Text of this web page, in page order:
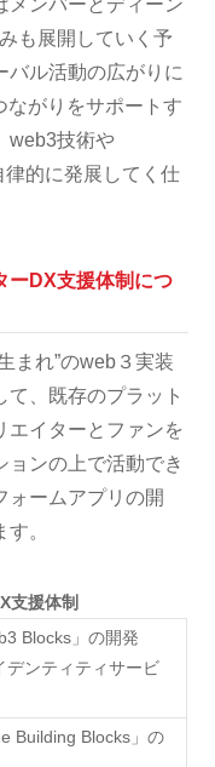
メンバーとディーン
も展開していく予
バル活動の広がりに
ながりをサポートす
web3技術や
的に発展してく仕
ーDX支援体制につ
まれ”のweb３実装
、既存のプラット
エイターとファンを
ョンの上で活動でき
ォームアプリの開
。
支援体制
Blocks」の開発
デンティティサービ
Building Blocks」の